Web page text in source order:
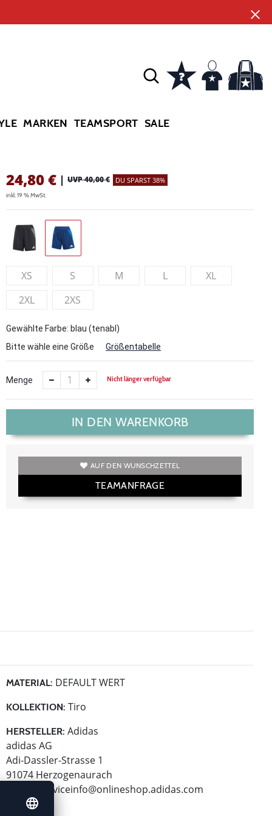
MARKEN TEAMSPORT SALE
24,80€ | UVP 40,00 € DU SPARST 38%
inkl. 19 % MwSt.
XS S M L
XL
2XL
2XS
Gewählte Farbe: blau (tenabl)
Bitte wähle eine Größe
Größentabelle
Menge Nicht länger verfügbar
IN DEN WARENKORB
AUF DEN WUNSCHZETTEL
TEAMANFRAGE
MATERIAL: DEFAULT WERT
KOLLEKTION: Tiro
HERSTELLER: Adidas
adidas AG
Adi-Dassler-Strasse 1
91074 Herzogenaurach
serviceinfo@onlineshop.adidas.com